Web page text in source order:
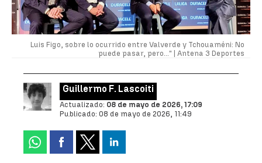
Luis Figo, sobre lo ocurrido entre Valverde y Tchouaméni: No
puede pasar, pero..." | Antena 3 Deportes
Guillermo F. Lascoiti
Actualizado: 08 de mayo de 2026, 17:09
Publicado:08 de mayo de 2026, 11:49